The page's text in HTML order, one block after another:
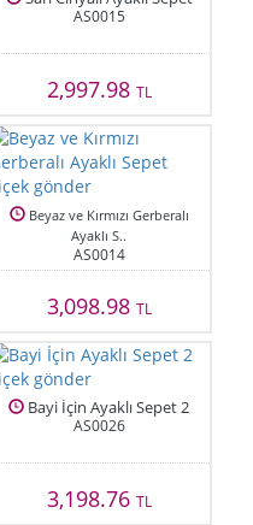
AS0015
2,997.98 TL
Beyaz ve Kırmızı Gerberalı
Ayaklı S..
AS0014
3,098.98 TL
Bayi İçin Ayaklı Sepet 2
AS0026
3,198.76 TL